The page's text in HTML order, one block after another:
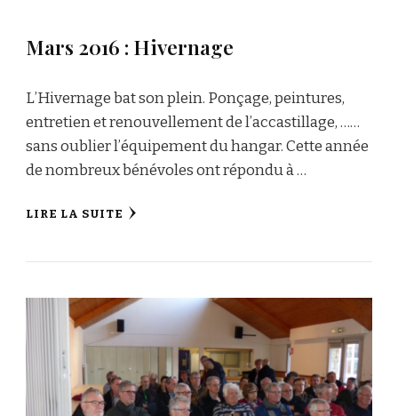
Mars 2016 : Hivernage
L’Hivernage bat son plein. Ponçage, peintures,
entretien et renouvellement de l’accastillage, ……
sans oublier l’équipement du hangar. Cette année
de nombreux bénévoles ont répondu à …
LIRE LA SUITE